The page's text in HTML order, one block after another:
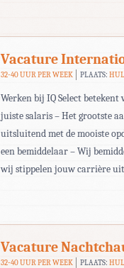
Vacature
32-40 UUR PER WEEK PLAATS:
Werken bij IQ Select
juiste salaris – Het grootste
uitsluitend met de mooiste
een bemiddelaar – Wij
wij stippelen jouw carrière
Vacature
32-40 UUR PER WEEK PLAATS: